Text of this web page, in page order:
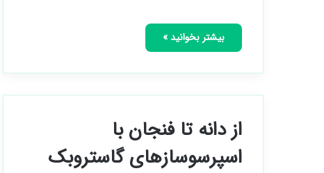
بیشتر بخوانید »
از دانه تا فنجان با
اسپرسوسازهای گاستروبک